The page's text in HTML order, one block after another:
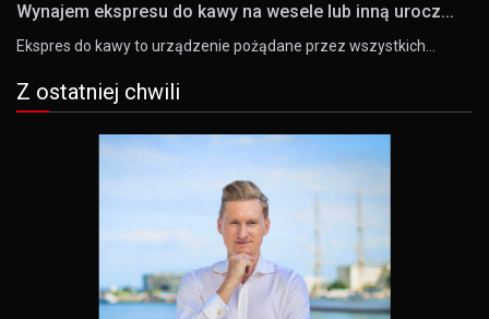
Wynajem ekspresu do kawy na wesele lub inną urocz...
Ekspres do kawy to urządzenie pożądane przez wszystkich…
Z ostatniej chwili